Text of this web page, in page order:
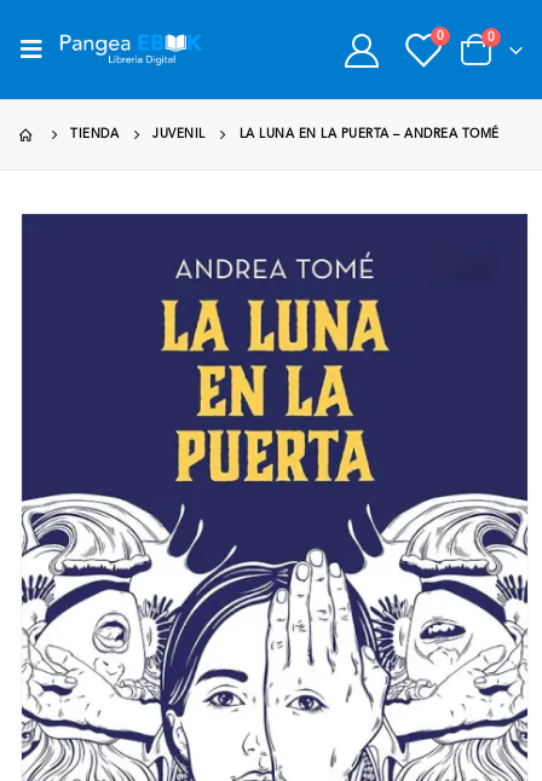
0 0
TIENDA JUVENIL LA LUNA EN LA PUERTA – ANDREA TOMÉ